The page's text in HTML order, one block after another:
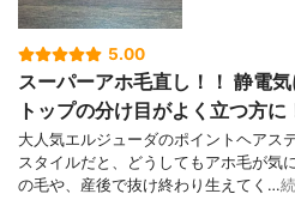
5.00
スーパーアホ毛直し！！ 静電
トップの分け目がよく立つ方に
大人気エルジューダのポイントヘアス
スタイルだと、どうしてもアホ毛が気
の毛や、産後で抜け終わり生えてく…